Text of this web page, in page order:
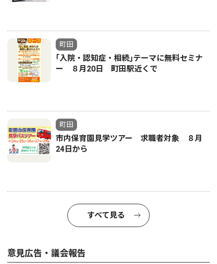
町田
｢入院・認知症・相続｣テーマに無料セミナ
ー ８月20日 町田駅近くで
町田
市内保育園見学ツアー 求職者対象 ８月
24日から
すべて見る
意見広告・議会報告